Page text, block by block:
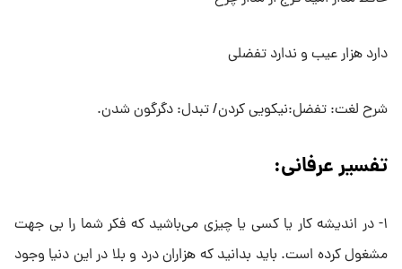
دارد هزار عیب و ندارد تفضلی
شرح لغت: تفضل:نیکویی کردن/ تبدل: دگرگون شدن.
تفسیر عرفانی:‌
۱- در اندیشه کار یا کسی یا چیزی می‌باشید که فکر شما را بی جهت
مشغول کرده است. باید بدانید که هزاران درد و بلا در این دنیا وجود